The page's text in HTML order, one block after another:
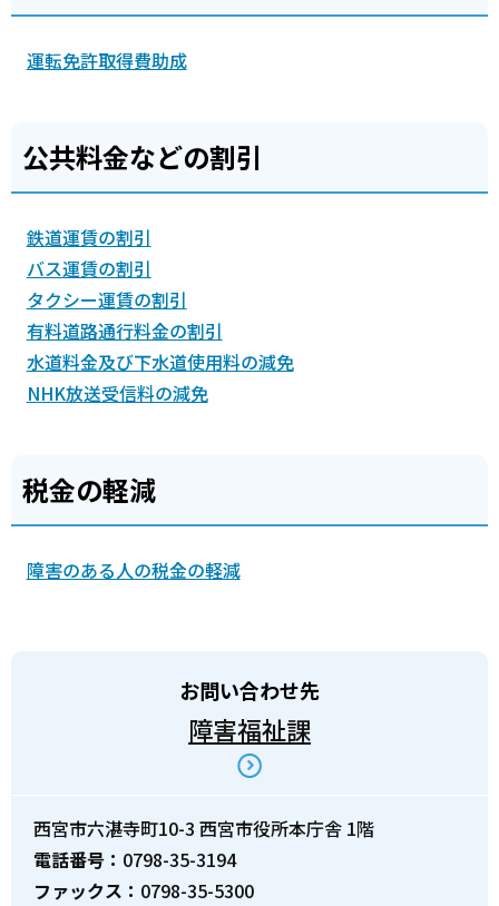
運転免許取得費助成
公共料金などの割引
鉄道運賃の割引
バス運賃の割引
タクシー運賃の割引
有料道路通行料金の割引
水道料金及び下水道使用料の減免
NHK放送受信料の減免
税金の軽減
障害のある人の税金の軽減
お問い合わせ先
障害福祉課
西宮市六湛寺町10-3 西宮市役所本庁舎 1階
電話番号： 0798-35-3194
ファックス： 0798-35-5300